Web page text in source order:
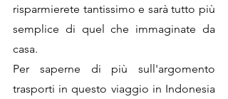
risparmierete tantissimo e sarà tutto più
semplice di quel che immaginate da
casa.
Per saperne di più sull'argomento
trasporti in questo viaggio in Indonesia